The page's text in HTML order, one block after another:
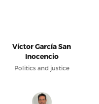
Víctor García San
Inocencio
Politics and justice